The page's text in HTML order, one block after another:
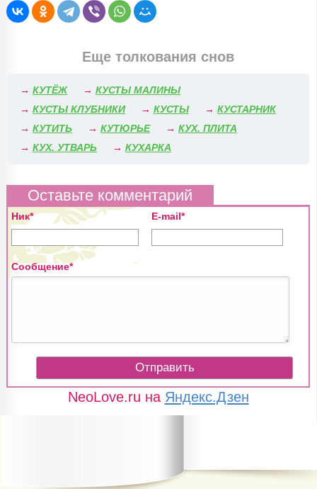
Еще толкования снов
→ КУТЁЖ → КУСТЫ МАЛИНЫ
→ КУСТЫ КЛУБНИКИ → КУСТЫ → КУСТАРНИК
→ КУТИТЬ → КУТЮРЬЕ → КУХ. ПЛИТА
→ КУХ. УТВАРЬ → КУХАРКА
Оставьте комментарий
Ник* E-mail*
Сообщение*
NeoLove.ru на Яндекс.Дзен